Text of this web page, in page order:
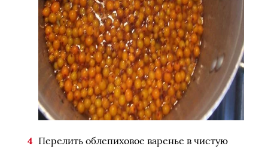
Перелить облепиховое варенье в чистую